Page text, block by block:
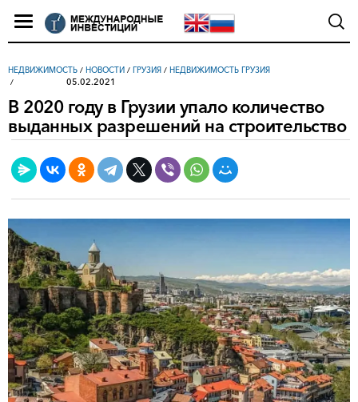
НЕДВИЖИМОСТЬ / НОВОСТИ / ГРУЗИЯ / НЕДВИЖИМОСТЬ ГРУЗИЯ
05.02.2021
В 2020 году в Грузии упало количество
выданных разрешений на строительство